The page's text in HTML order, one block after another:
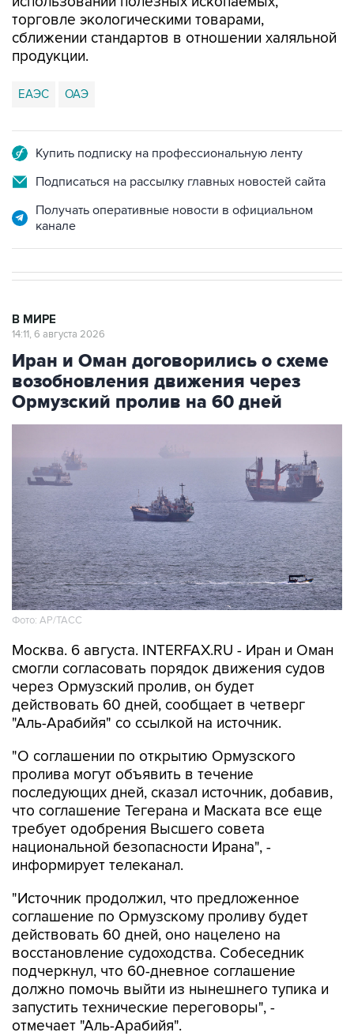
торговле экологическими товарами,
сближении стандартов в отношении халяльной
продукции.
ЕАЭС ОАЭ
Купить подписку на профессиональную ленту
Подписаться на рассылку главных новостей сайта
Получать оперативные новости в официальном
канале
В МИРЕ
14:11, 6 августа 2026
Иран и Оман договорились о схеме
возобновления движения через
Ормузский пролив на 60 дней
Фото: AP/ТАСС
Москва. 6 августа. INTERFAX.RU - Иран и Оман
смогли согласовать порядок движения судов
через Ормузский пролив, он будет
действовать 60 дней, сообщает в четверг
"Аль-Арабийя" со ссылкой на источник.
"О соглашении по открытию Ормузского
пролива могут объявить в течение
последующих дней, сказал источник, добавив,
что соглашение Тегерана и Маската все еще
требует одобрения Высшего совета
национальной безопасности Ирана", -
информирует телеканал.
"Источник продолжил, что предложенное
соглашение по Ормузскому проливу будет
действовать 60 дней, оно нацелено на
восстановление судоходства. Собеседник
подчеркнул, что 60-дневное соглашение
должно помочь выйти из нынешнего тупика и
запустить технические переговоры", -
отмечает "Аль-Арабийя".